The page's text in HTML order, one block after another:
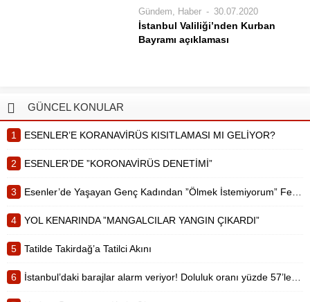
oldu. İstanbul Su ve Kanalizasyon
İdaresi (İSKİ) verilerine...
Gündem Haber 30.07.2020
İstanbul Valiliği’nden Kurban
Bayramı açıklaması
tedbirler arasında, bayramlaşmanın
GÜNCEL KONULAR
1 ESENLER’E KORANAVİRÜS KISITLAMASI MI GELİYOR?
2 ESENLER’DE ”KORONAVİRÜS DENETİMİ”
3 Esenler’de Yaşayan Genç Kadından ”Ölmek İstemiyorum” Feryadı
4 YOL KENARINDA ”MANGALCILAR YANGIN ÇIKARDI”
5 Tatilde Takirdağ’a Tatilci Akını
6 İstanbul’daki barajlar alarm veriyor! Doluluk oranı yüzde 57’lere düştü